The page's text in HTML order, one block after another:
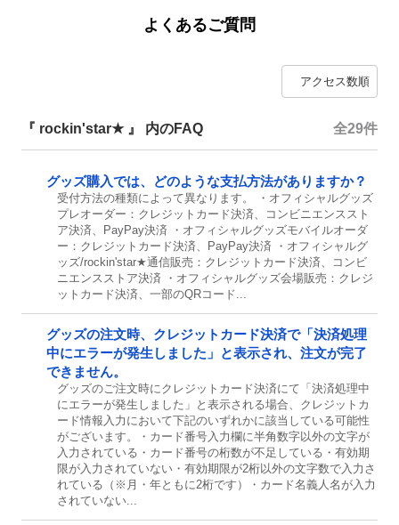
よくあるご質問
『 rockin'star★ 』 内のFAQ 全29件
グッズ購入では、どのような支払方法がありますか？
受付方法の種類によって異なります。 ・オフィシャルグッズ
プレオーダー：クレジットカード決済、コンビニエンススト
ア決済、PayPay決済 ・オフィシャルグッズモバイルオーダ
ー：クレジットカード決済、PayPay決済 ・オフィシャルグ
ッズ/rockin'star★通信販売：クレジットカード決済、コンビ
ニエンスストア決済 ・オフィシャルグッズ会場販売：クレジ
ットカード決済、一部のQRコード...
グッズの注文時、クレジットカード決済で「決済処理
中にエラーが発生しました」と表示され、注文が完了
できません。
グッズのご注文時にクレジットカード決済にて「決済処理中
にエラーが発生しました」と表示される場合、クレジットカ
ード情報入力において下記のいずれかに該当している可能性
がございます。・カード番号入力欄に半角数字以外の文字が
入力されている・カード番号の桁数が不足している・有効期
限が入力されていない・有効期限が2桁以外の文字数で入力さ
れている（※月・年ともに2桁です）・カード名義人名が入力
されていない...